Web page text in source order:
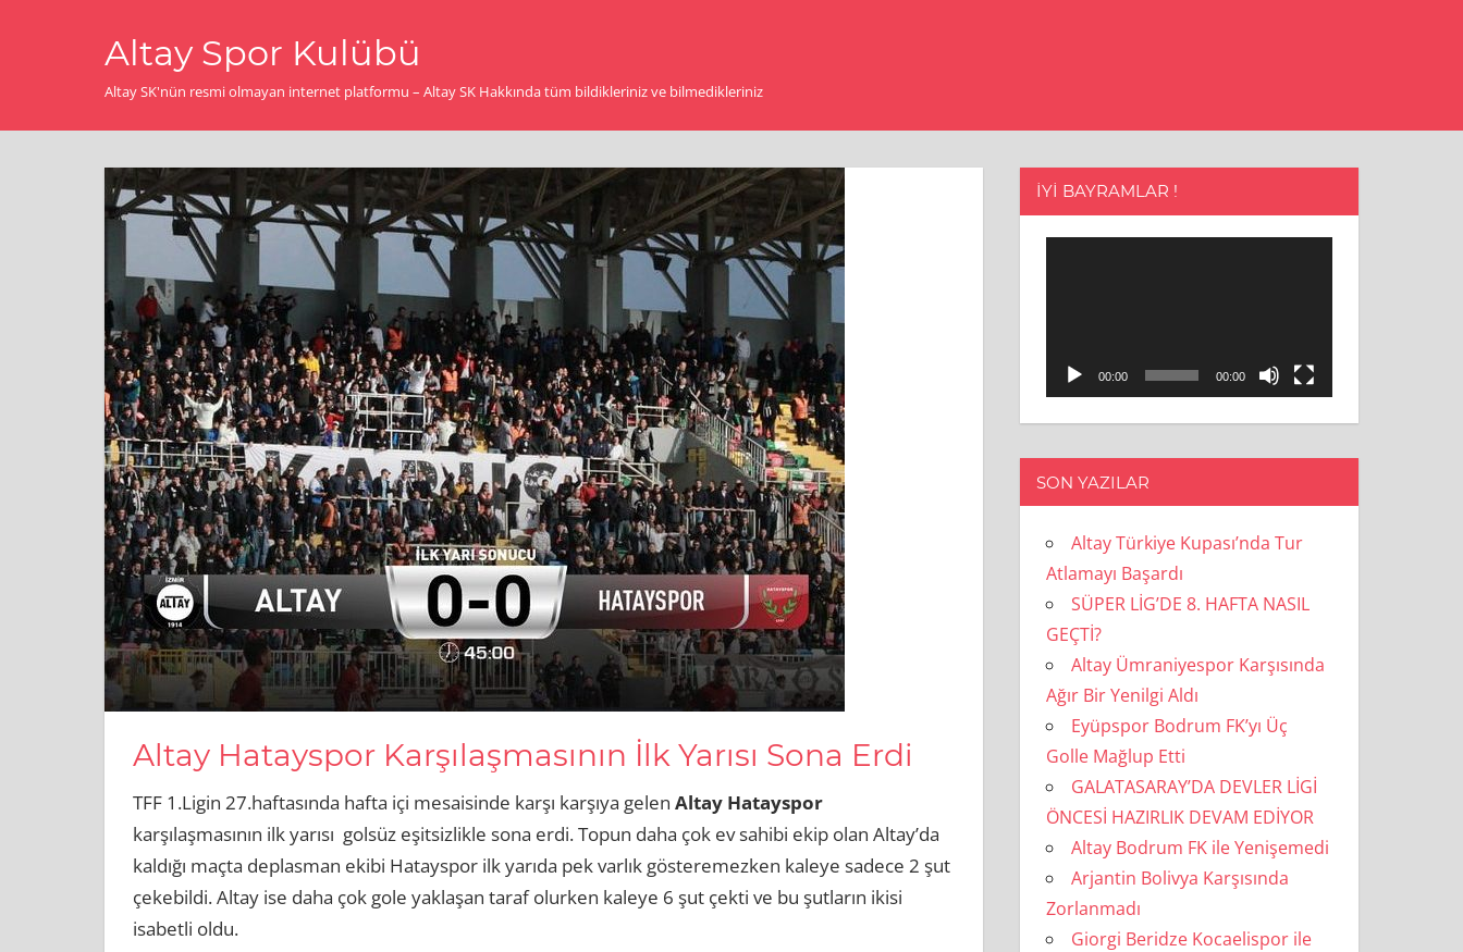
Altay Spor Kulübü
Altay SK'nün resmi olmayan internet platformu – Altay SK Hakkında tüm bildikleriniz ve bilmedikleriniz
Altay Hatayspor Karşılaşmasının İlk Yarısı Sona Erdi
TFF 1.Ligin 27.haftasında hafta içi mesaisinde karşı karşıya gelen Altay Hatayspor
karşılaşmasının ilk yarısı golsüz eşitsizlikle sona erdi. Topun daha çok ev sahibi ekip olan Altay’da
kaldığı maçta deplasman ekibi Hatayspor ilk yarıda pek varlık gösteremezken kaleye sadece 2 şut
çekebildi. Altay ise daha çok gole yaklaşan taraf olurken kaleye 6 şut çekti ve bu şutların ikisi
isabetli oldu.
İYI BAYRAMLAR !
00:00 00:00
SON YAZILAR
Altay Türkiye Kupası’nda Tur
Atlamayı Başardı
SÜPER LİG’DE 8. HAFTA NASIL
GEÇTİ?
Altay Ümraniyespor Karşısında
Ağır Bir Yenilgi Aldı
Eyüpspor Bodrum FK’yı Üç
Golle Mağlup Etti
GALATASARAY’DA DEVLER LİGİ
ÖNCESİ HAZIRLIK DEVAM EDİYOR
Altay Bodrum FK ile Yenişemedi
Arjantin Bolivya Karşısında
Zorlanmadı
Giorgi Beridze Kocaelispor ile